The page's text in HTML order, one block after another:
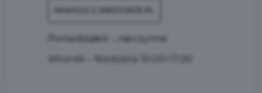
Poniedziałek – nieczynne
Wtorek – Niedziela 10.00-17.00